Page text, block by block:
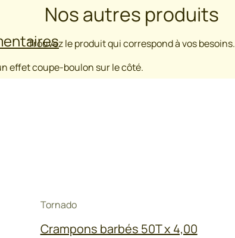
effet coupe-boulon sur le côté.
Nos autres produits
Trouvez le produit qui correspond à vos besoins.
Tornado
Crampons barbés 50T x 4,00